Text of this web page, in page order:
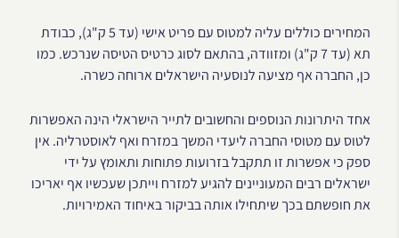
המחירים כוללים עליה למטוס עם פריט אישי (עד 5 ק"ג), כבודת
תא (עד 7 ק"ג) ומזוודה, בהתאם לסוג כרטיס הטיסה שנרכש. כמו
כן, החברה אף מציעה לנוסעיה הישראלים ארוחה כשרה.
אחד היתרונות הנוספים והחשובים לתייר הישראלי הינה האפשרות
לטוס עם מטוסי החברה ליעדי המשך במזרח ואף לאוסטרליה. אין
ספק כי אפשרות זו תתקבל בזרועות פתוחות ותאומץ על ידי
ישראלים רבים המעוניינים להגיע למזרח וייתכן שעכשיו אף יאריכו
את חופשתם בכך שיתחילו אותה בביקור באיחוד האמירויות.